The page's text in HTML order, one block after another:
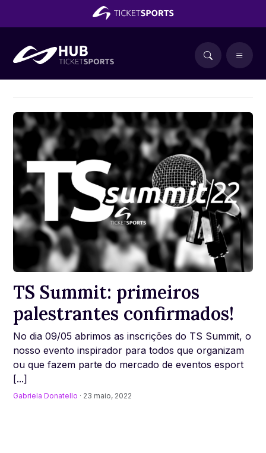
TS Summit: primeiros
palestrantes confirmados!
No dia 09/05 abrimos as inscrições do TS Summit, o
nosso evento inspirador para todos que organizam
ou que fazem parte do mercado de eventos esport
[...]
Gabriela Donatello · 23 maio, 2022